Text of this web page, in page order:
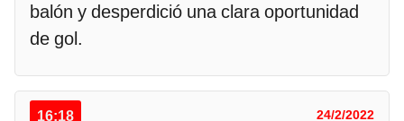
balón y desperdició una clara oportunidad
de gol.
16:18 24/2/2022